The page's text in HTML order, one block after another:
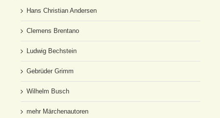
Hans Christian Andersen
Clemens Brentano
Ludwig Bechstein
Gebrüder Grimm
Wilhelm Busch
mehr Märchenautoren